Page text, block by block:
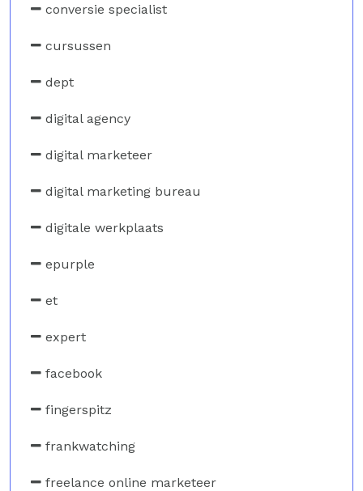
conversie specialist
cursussen
dept
digital agency
digital marketeer
digital marketing bureau
digitale werkplaats
epurple
et
expert
facebook
fingerspitz
frankwatching
freelance online marketeer